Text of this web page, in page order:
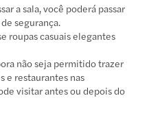
a sala, você poderá passar
segurança.
roupas casuais elegantes
não seja permitido trazer
e restaurantes nas
visitar antes ou depois do